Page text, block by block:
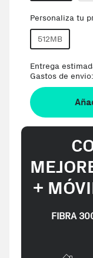
Personaliza tu
512MB
Entrega
Gastos de envio:
+
FIBRA